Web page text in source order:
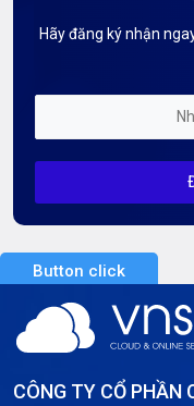
Kiến thức AI
Mỗi tuần 01 Server
Server Dedicated
Server GPU
Server Windows
Hãy đăng ký nhận
Button click
CÔNG TY CỔ PHẦN